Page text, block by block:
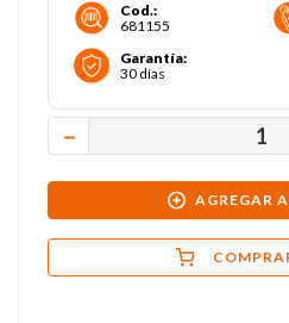
Cod.:
681155
Garantía:
30 días
－
AGREGAR